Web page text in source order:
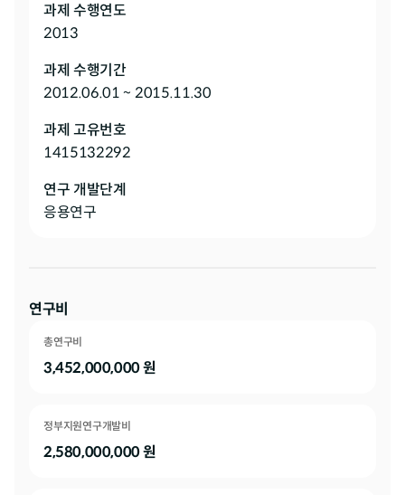
과제 수행연도
2013
과제 수행기간
2012.06.01 ~ 2015.11.30
과제 고유번호
1415132292
연구 개발단계
응용연구
연구비
총연구비
3,452,000,000원
정부지원연구개발비
2,580,000,000원